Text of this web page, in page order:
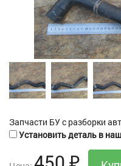
Запчасти БУ с разборки
Установить деталь в